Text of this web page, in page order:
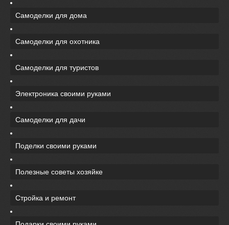
Самоделки для дома
Самоделки для охотника
Самоделки для туристов
Электроника своими руками
Самоделки для дачи
Поделки своими руками
Полезные советы хозяйке
Стройка и ремонт